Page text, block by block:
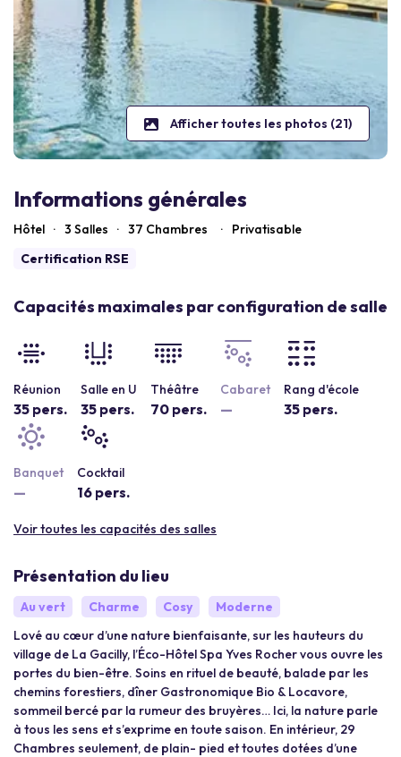
Afficher toutes les photos (21)
Informations générales
Hôtel · 3 Salles · 37 Chambres ·
Privatisable
Certification RSE
Capacités maximales par configuration de salle
Réunion
35 pers.
Salle en U
35 pers.
Théâtre
70 pers.
Cabaret
—
Rang d'école
35 pers.
Banquet
—
Cocktail
16 pers.
Voir toutes les capacités des salles
Présentation du lieu
Au vert Charme Cosy
Moderne
Lové au cœur d’une nature bienfaisante, sur les hauteurs du
village de La Gacilly, l’Éco-Hôtel Spa Yves Rocher vous ouvre les
portes du bien-être. Soins en rituel de beauté, balade par les
chemins forestiers, dîner Gastronomique Bio & Locavore,
sommeil bercé par la rumeur des bruyères… Ici, la nature parle
à tous les sens et s’exprime en toute saison. En intérieur, 29
Chambres seulement, de plain- pied et toutes dotées d’une